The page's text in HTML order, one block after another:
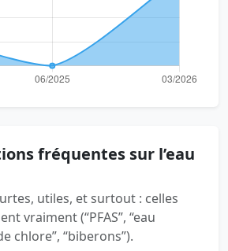
fréquentes sur l’eau
utiles, et surtout : celles
vraiment (“PFAS”, “eau
chlore”, “biberons”).